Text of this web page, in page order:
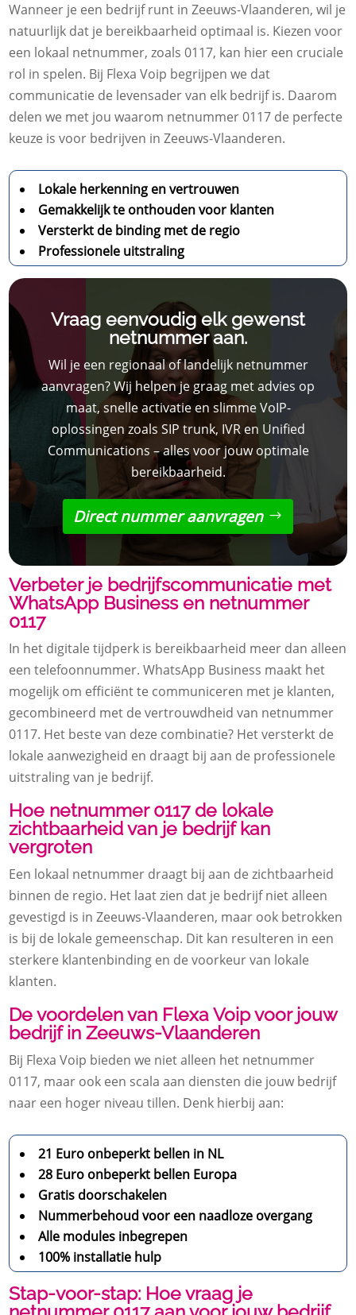
Wanneer je een bedrijf runt in Zeeuws-Vlaanderen, wil je
natuurlijk dat je bereikbaarheid optimaal is. Kiezen voor
een lokaal netnummer, zoals 0117, kan hier een cruciale
rol in spelen. Bij Flexa Voip begrijpen we dat
communicatie de levensader van elk bedrijf is. Daarom
delen we met jou waarom netnummer 0117 de perfecte
keuze is voor bedrijven in Zeeuws-Vlaanderen.
Lokale herkenning en vertrouwen
Gemakkelijk te onthouden voor klanten
Versterkt de binding met de regio
Professionele uitstraling
Vraag eenvoudig elk gewenst
netnummer aan.
Wil je een regionaal of landelijk netnummer
aanvragen? Wij helpen je graag met advies op
maat, snelle activatie en slimme VoIP-
oplossingen zoals SIP trunk, IVR en Unified
Communications – alles voor jouw optimale
bereikbaarheid.
Direct nummer aanvragen
Verbeter je bedrijfscommunicatie met
WhatsApp Business en netnummer
0117
In het digitale tijdperk is bereikbaarheid meer dan alleen
een telefoonnummer. WhatsApp Business maakt het
mogelijk om efficiënt te communiceren met je klanten,
gecombineerd met de vertrouwdheid van netnummer
0117. Het beste van deze combinatie? Het versterkt de
lokale aanwezigheid en draagt bij aan de professionele
uitstraling van je bedrijf.
Hoe netnummer 0117 de lokale
zichtbaarheid van je bedrijf kan
vergroten
Een lokaal netnummer draagt bij aan de zichtbaarheid
binnen de regio. Het laat zien dat je bedrijf niet alleen
gevestigd is in Zeeuws-Vlaanderen, maar ook betrokken
is bij de lokale gemeenschap. Dit kan resulteren in een
sterkere klantenbinding en de voorkeur van lokale
klanten.
De voordelen van Flexa Voip voor jouw
bedrijf in Zeeuws-Vlaanderen
Bij Flexa Voip bieden we niet alleen het netnummer
0117, maar ook een scala aan diensten die jouw bedrijf
naar een hoger niveau tillen. Denk hierbij aan:
21 Euro onbeperkt bellen in NL
28 Euro onbeperkt bellen Europa
Gratis doorschakelen
Nummerbehoud voor een naadloze overgang
Alle modules inbegrepen
100% installatie hulp
Stap-voor-stap: Hoe vraag je